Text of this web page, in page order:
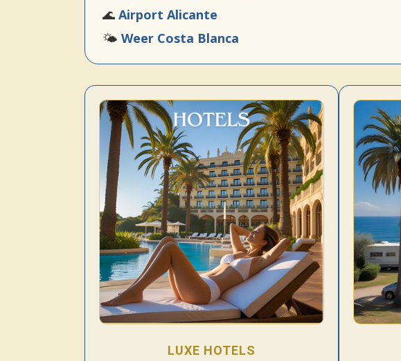
🌊 Airport Alicante
🌤️ Weer Costa Blanca
LUXE HOTELS